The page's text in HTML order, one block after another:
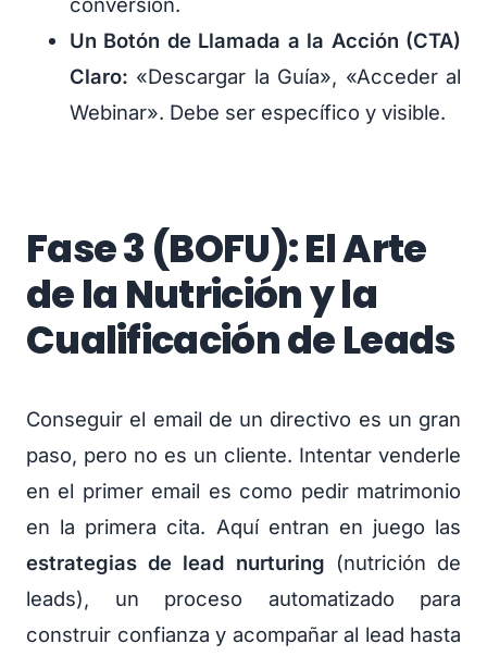
Un Botón de Llamada a la Acción (CTA)
Claro: «Descargar la Guía», «Acceder al
Webinar». Debe ser específico y visible.
Fase 3 (BOFU): El Arte
de la Nutrición y la
Cualificación de Leads
Conseguir el email de un directivo es un gran
paso, pero no es un cliente. Intentar venderle
en el primer email es como pedir matrimonio
en la primera cita. Aquí entran en juego las
estrategias de lead nurturing (nutrición de
leads), un proceso automatizado para
construir confianza y acompañar al lead hasta